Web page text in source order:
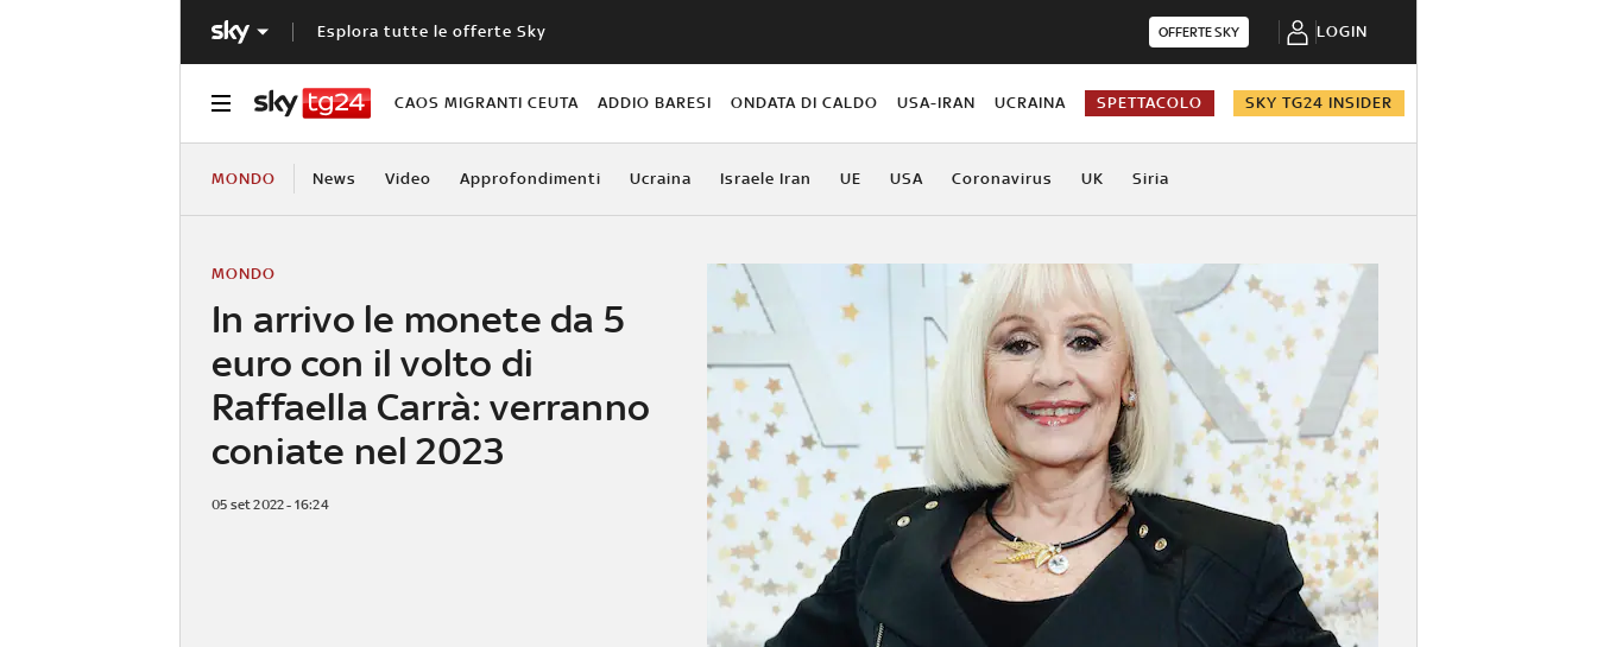
Esplora tutte le offerte Sky OFFERTE SKY LOGIN
CAOS MIGRANTI CEUTA ADDIO BARESI ONDATA DI CALDO USA-IRAN UCRAINA SPETTACOLO SKY TG24 INSIDER
MONDO News Video Approfondimenti Ucraina Israele Iran UE USA Coronavirus UK Siria
In arrivo le monete da 5
euro con il volto di
Raffaella Carrà: verranno
coniate nel 2023
MONDO
05 set 2022 - 16:24